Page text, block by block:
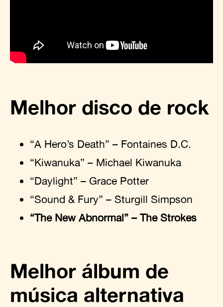
Melhor disco de rock
“A Hero’s Death” – Fontaines D.C.
“Kiwanuka” – Michael Kiwanuka
“Daylight” – Grace Potter
“Sound & Fury” – Sturgill Simpson
“The New Abnormal” – The Strokes
Melhor álbum de
música alternativa